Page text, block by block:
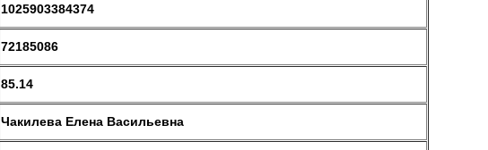
1025903384374
72185086
85.14
Чакилева Елена Васильевна